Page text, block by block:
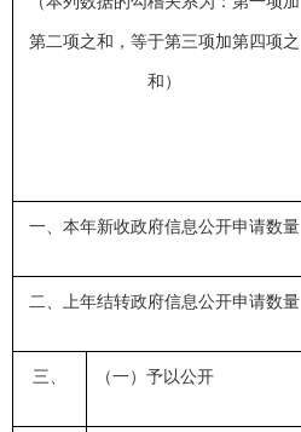
第二项之和，等于第三项加第四项之
和）
一、本年新收政府信息公开申请数量
二、上年结转政府信息公开申请数量
三、 （一）予以公开